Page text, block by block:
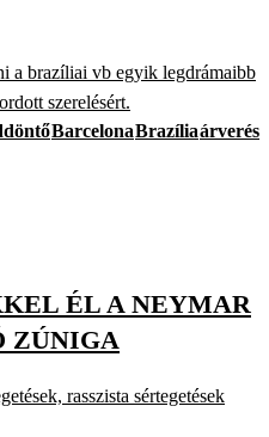
a brazíliai vb egyik legdrámaibb
szerelésért.
BarcelonaBrazíliaárverés
ÉL A NEYMAR
ZÚNIGA
rasszista sértegetések